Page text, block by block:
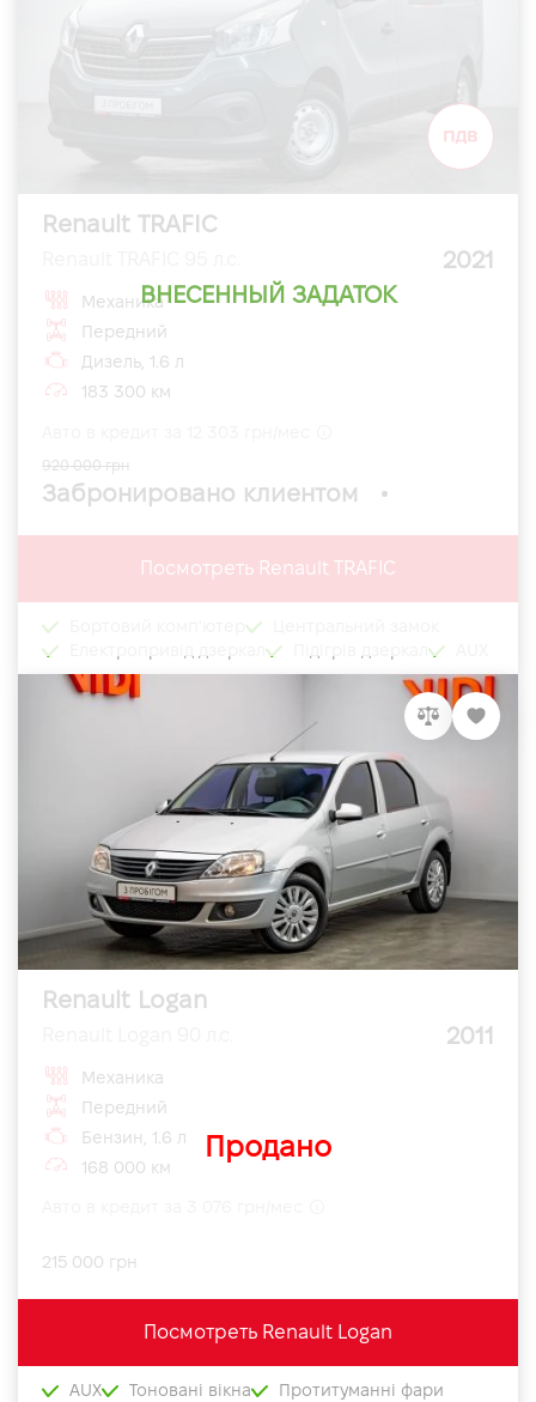
ВНЕСЕННЫЙ ЗАДАТОК
Renault TRAFIC
2021
Механика
Передний
Дизель, 1.6 л
183 300 км
Забронировано клиентом
920 000 грн
Посмотреть Renault TRAFIC
Renault Logan
2011
Продано
Механика
Передний
Бензин, 1.6 л
168 000 км
215 000 грн
Посмотреть Renault Logan
AUX Тоновані вікна Протитуманні фари